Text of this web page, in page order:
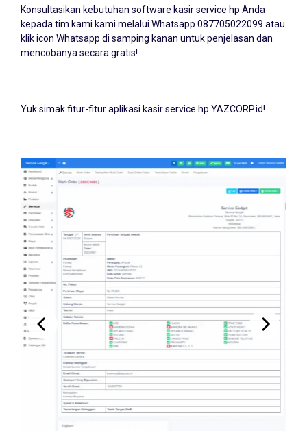
Konsultasikan kebutuhan software kasir service hp Anda
kepada tim kami kami melalui Whatsapp 087705022099 atau
klik icon Whatsapp di samping kanan untuk penjelasan dan
mencobanya secara gratis!
Yuk simak fitur-fitur aplikasi kasir service hp YAZCORP.id!